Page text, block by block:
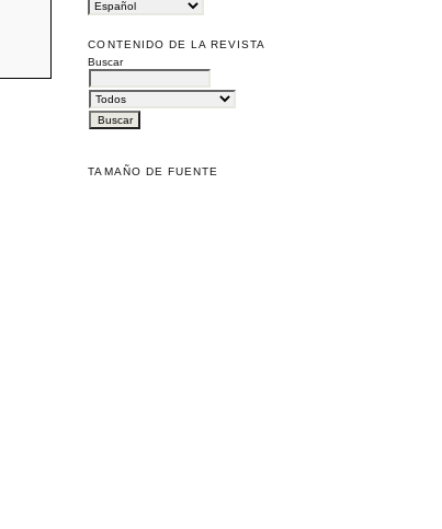
CONTENIDO DE LA REVISTA
Buscar
TAMAÑO DE FUENTE